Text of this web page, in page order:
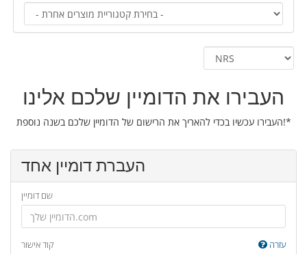
העבירו את הדומיין שלכם אלינו
העבירו עכשיו בכדי להאריך את הרישום של הדומיין שלכם בשנה נוספת!*
העברת דומיין אחד
שם דומיין
קוד אישור עזרה